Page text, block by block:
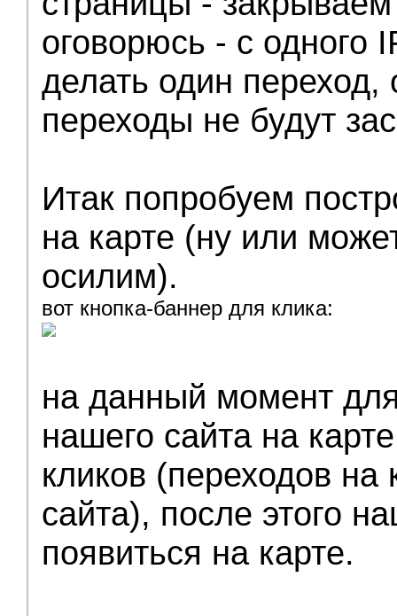
оговорюсь - с одного
делать один переход,
переходы не будут
Итак попробуем
на карте (ну или
осилим).
вот кнопка-баннер для клика:
на данный момент
нашего сайта на
кликов (переходов на
сайта), после этого
появиться на карте.